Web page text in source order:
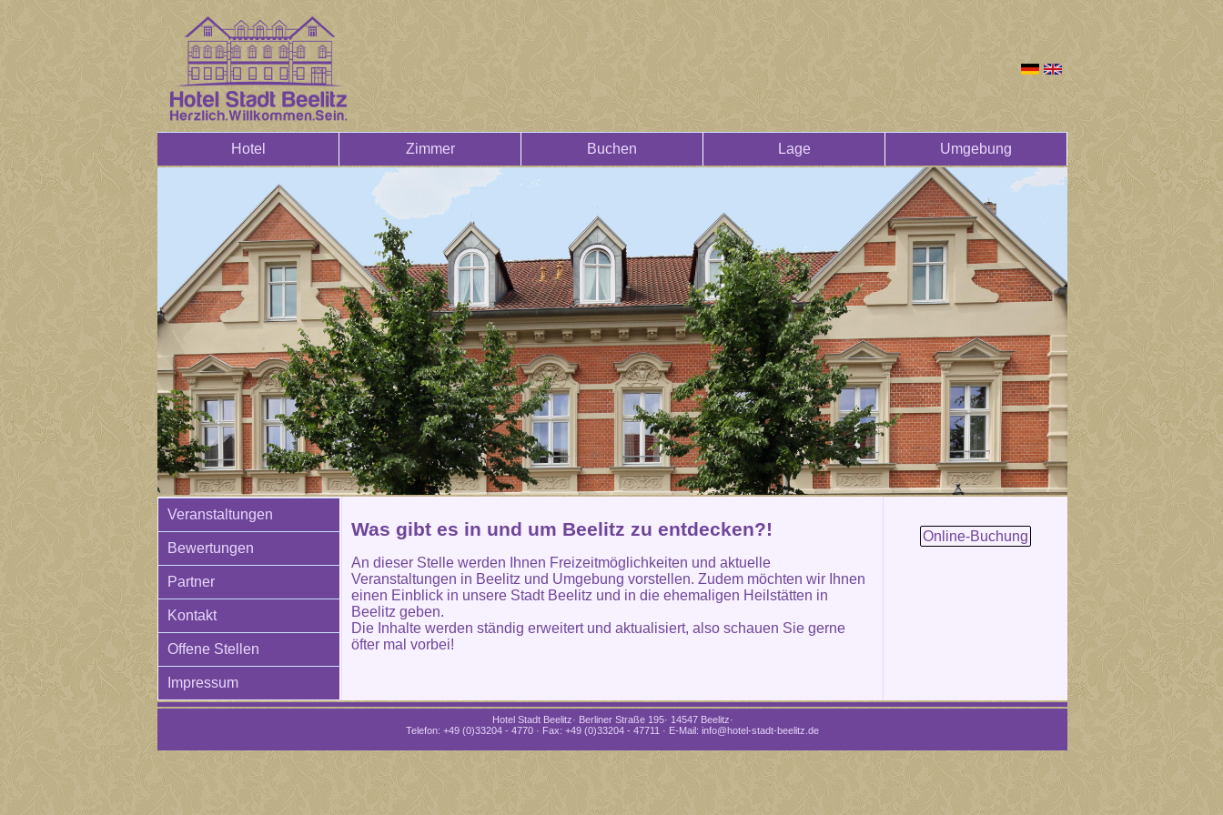
Hotel Zimmer Buchen Lage Umgebung
Veranstaltungen
Bewertungen
Partner
Kontakt
Offene Stellen
Impressum
Was gibt es in und um Beelitz zu entdecken?!
An dieser Stelle werden Ihnen Freizeitmöglichkeiten und aktuelle
Veranstaltungen in Beelitz und Umgebung vorstellen. Zudem möchten wir Ihnen
einen Einblick in unsere Stadt Beelitz und in die ehemaligen Heilstätten in
Beelitz geben.
Die Inhalte werden ständig erweitert und aktualisiert, also schauen Sie gerne
öfter mal vorbei!
Online-Buchung
Hotel Stadt Beelitz· Berliner Straße 195· 14547 Beelitz·
Telefon: +49 (0)33204 - 4770 · Fax: +49 (0)33204 - 47711 · E-Mail: info@hotel-stadt-beelitz.de